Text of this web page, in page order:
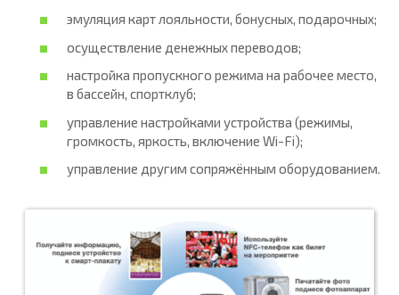
эмуляция карт лояльности, бонусных, подарочных;
осуществление денежных переводов;
настройка пропускного режима на рабочее место,
в бассейн, спортклуб;
управление настройками устройства (режимы,
громкость, яркость, включение Wi-Fi);
управление другим сопряжённым оборудованием.